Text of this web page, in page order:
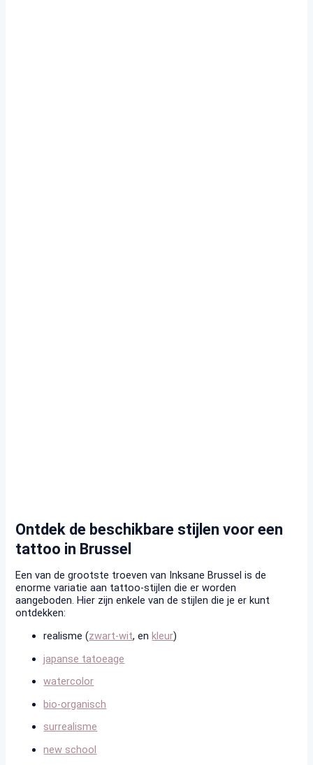
Ontdek de beschikbare stijlen voor een
tattoo in Brussel
Een van de grootste troeven van Inksane Brussel is de
enorme variatie aan tattoo-stijlen die er worden
aangeboden. Hier zijn enkele van de stijlen die je er kunt
ontdekken:
realisme (zwart-wit, enkleur)
japanse tatoeage
watercolor
bio-organisch
surrealisme
new school